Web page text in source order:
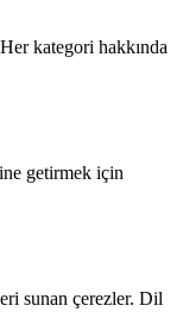
kategori hakkında
getirmek için
sunan çerezler. Dil